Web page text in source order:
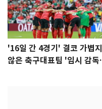
'16일 간 4경기' 결코 가볍지
않은 축구대표팀 '임시 감독'